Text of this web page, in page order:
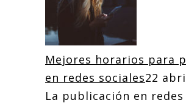
Mejores horarios para
en redes sociales22
La publicación en redes